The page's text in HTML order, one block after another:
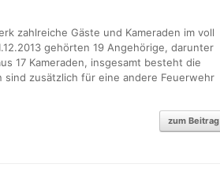
zahlreiche Gäste und Kameraden im voll
gehörten 19 Angehörige, darunter
17 Kameraden, insgesamt besteht die
sind zusätzlich für eine andere Feuerwehr
zum Beitrag